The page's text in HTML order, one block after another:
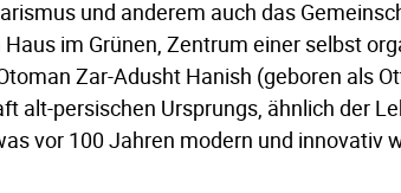
und anderem auch das
im Grünen, Zentrum einer selbst
Zar-Adusht Hanish (geboren als
alt-persischen Ursprungs, ähnlich der
vor 100 Jahren modern und innovativ